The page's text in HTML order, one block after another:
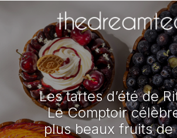
Les tartes d’été de
Le Comptoir
plus beaux fruits de